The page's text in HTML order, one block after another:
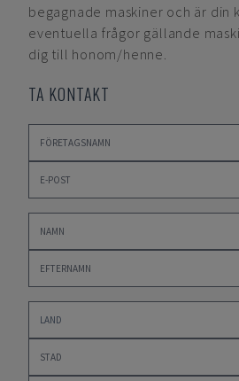
begagnade maskiner och är din
eventuella frågor gällande
dig till honom/henne.
TA KONTAKT